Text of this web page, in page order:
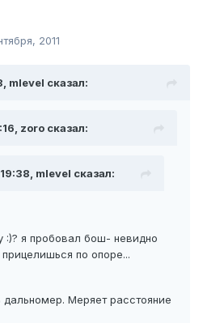
2011
mlevel сказал:
zoro сказал:
mlevel сказал:
:)? я пробовал бош- невидно
по опоре...
Меряет расстояние